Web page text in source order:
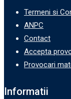
Termeni si
ANPC
Contact
Accepta
Provocari
Informatii